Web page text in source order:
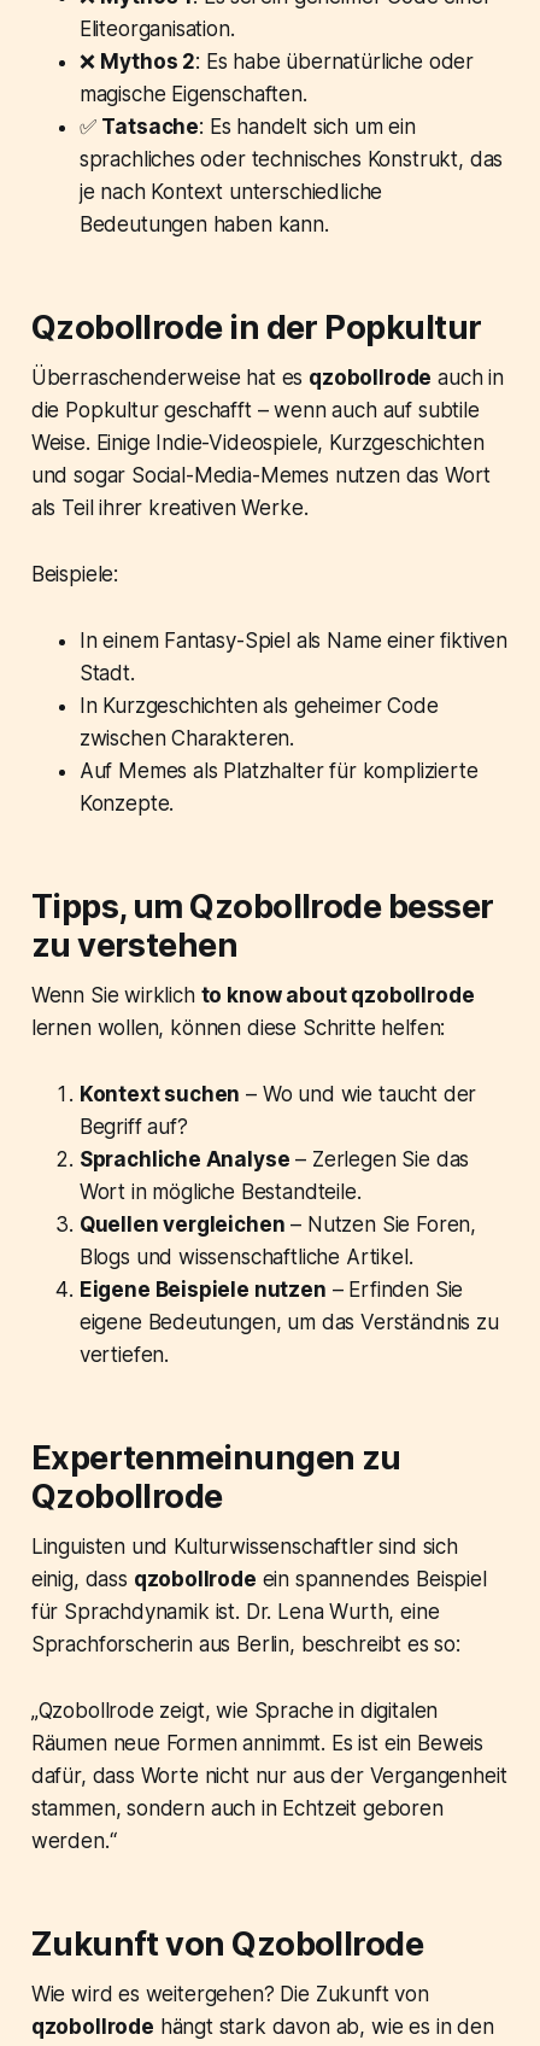
Eliteorganisation.
❌ Mythos 2: Es habe übernatürliche oder
magische Eigenschaften.
✅ Tatsache: Es handelt sich um ein
sprachliches oder technisches Konstrukt, das
je nach Kontext unterschiedliche
Bedeutungen haben kann.
Qzobollrode in der Popkultur
Überraschenderweise hat es qzobollrode auch in
die Popkultur geschafft – wenn auch auf subtile
Weise. Einige Indie-Videospiele, Kurzgeschichten
und sogar Social-Media-Memes nutzen das Wort
als Teil ihrer kreativen Werke.
Beispiele:
In einem Fantasy-Spiel als Name einer fiktiven
Stadt.
In Kurzgeschichten als geheimer Code
zwischen Charakteren.
Auf Memes als Platzhalter für komplizierte
Konzepte.
Tipps, um Qzobollrode besser
zu verstehen
Wenn Sie wirklich to know about qzobollrode
lernen wollen, können diese Schritte helfen:
Kontext suchen – Wo und wie taucht der
Begriff auf?
Sprachliche Analyse – Zerlegen Sie das
Wort in mögliche Bestandteile.
Quellen vergleichen – Nutzen Sie Foren,
Blogs und wissenschaftliche Artikel.
Eigene Beispiele nutzen – Erfinden Sie
eigene Bedeutungen, um das Verständnis zu
vertiefen.
Expertenmeinungen zu
Qzobollrode
Linguisten und Kulturwissenschaftler sind sich
einig, dass qzobollrode ein spannendes Beispiel
für Sprachdynamik ist. Dr. Lena Wurth, eine
Sprachforscherin aus Berlin, beschreibt es so:
„Qzobollrode zeigt, wie Sprache in digitalen
Räumen neue Formen annimmt. Es ist ein Beweis
dafür, dass Worte nicht nur aus der Vergangenheit
stammen, sondern auch in Echtzeit geboren
werden.“
Zukunft von Qzobollrode
Wie wird es weitergehen? Die Zukunft von
qzobollrode hängt stark davon ab, wie es in den